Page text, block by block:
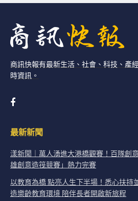
商訊快報有最新生活、社會、科技、產
時資訊。
最新新聞
漾新聞｜萬人湧進大港橋觀賽！百隊創
雄創意造筏競賽」熱力完賽
以教育為橋 點亮人生下半場！悉心扶持
造樂齡教育環境 陪伴長者開啟新旅程